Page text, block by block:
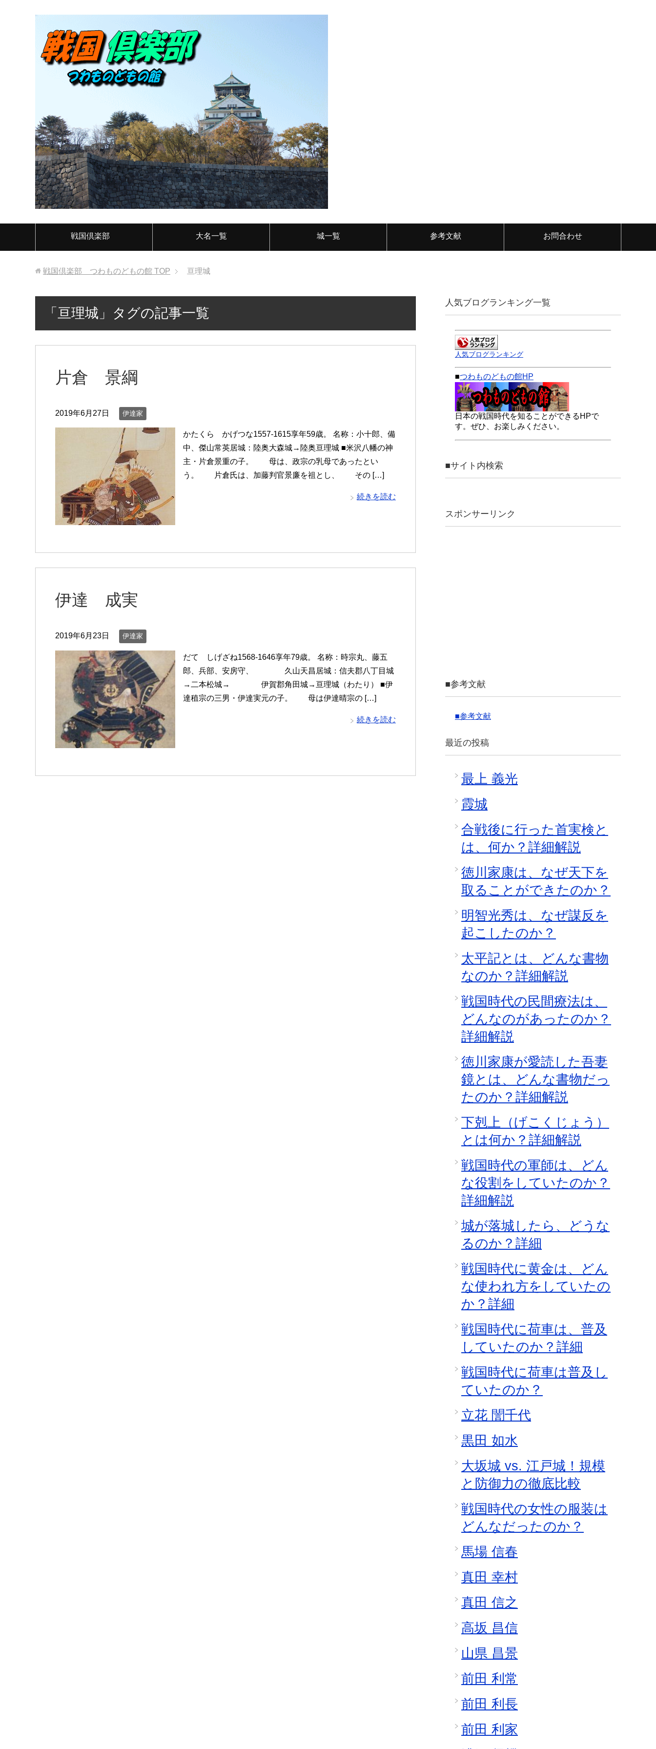
戦国倶楽部 大名一覧 城一覧 参考文献 お問合わせ
戦国倶楽部 つわものどもの館 TOP 亘理城
「亘理城」タグの記事一覧
片倉 景綱
2019年6月27日 伊達家
かたくら かげつな1557-1615享年59歳。 名称：小十郎、備
中、傑山常英居城：陸奥大森城→陸奥亘理城 ■米沢八幡の神
主・片倉景重の子。 母は、政宗の乳母であったとい
う。 片倉氏は、加藤判官景廉を祖とし、 その […]
続きを読む
伊達 成実
2019年6月23日 伊達家
だて しげざね1568-1646享年79歳。 名称：時宗丸、藤五
郎、兵部、安房守、 久山天昌居城：信夫郡八丁目城
→二本松城→ 伊賀郡角田城→亘理城（わたり） ■伊
達稙宗の三男・伊達実元の子。 母は伊達晴宗の […]
続きを読む
人気ブログランキング一覧
人気ブログランキング
■つわものどもの館HP
日本の戦国時代を知ることができるHPで
す。ぜひ、お楽しみください。
■サイト内検索
スポンサーリンク
■参考文献
■参考文献
最近の投稿
最上 義光
霞城
合戦後に行った首実検と
は、何か？詳細解説
徳川家康は、なぜ天下を
取ることができたのか？
明智光秀は、なぜ謀反を
起こしたのか？
太平記とは、どんな書物
なのか？詳細解説
戦国時代の民間療法は、
どんなのがあったのか？
詳細解説
徳川家康が愛読した吾妻
鏡とは、どんな書物だっ
たのか？詳細解説
下剋上（げこくじょう）
とは何か？詳細解説
戦国時代の軍師は、どん
な役割をしていたのか？
詳細解説
城が落城したら、どうな
るのか？詳細
戦国時代に黄金は、どん
な使われ方をしていたの
か？詳細
戦国時代に荷車は、普及
していたのか？詳細
戦国時代に荷車は普及し
ていたのか？
立花 誾千代
黒田 如水
大坂城 vs. 江戸城！規模
と防御力の徹底比較
戦国時代の女性の服装は
どんなだったのか？
馬場 信春
真田 幸村
真田 信之
高坂 昌信
山県 昌景
前田 利常
前田 利長
前田 利家